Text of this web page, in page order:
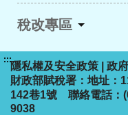
稅改專區
:::
隱私權及安全政策
政
財政部賦稅署：地址：
142巷1號 聯絡電話：
9038